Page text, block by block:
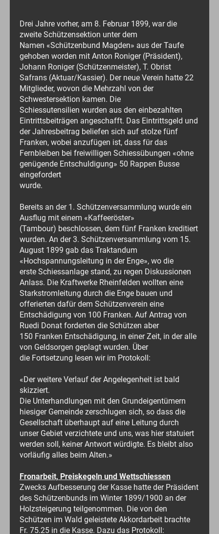
Drei Jahre vorher, am 8. Februar 1899, war die
zweite Schützensektion unter dem
Namen «Schützenbund Magden» aus der Taufe
gehoben worden mit Anton Roniger (Präsident),
Johann Roniger (Schützenmeister), T. Obrist
Safrans (Aktuar/Kassier). Der neue Verein hatte 22
Mitglieder, wovon die Mehrzahl von der
Schwestersektion kamen. Die
Schiessutensilien wurden aus den einbezahlten
Eintrittsbeiträgen angeschafft. Das Eintrittsgeld und
der Jahresbeitrag beliefen sich auf stolze fünf
Franken, wobei anzufügen ist, dass für das
Fernbleiben bei freiwilligen Schiessübungen «ohne
genügende Entschuldigung» 50 Rappen Busse
eingefordert
wurde.
Bereits an der 1. Schützenversammlung wurde ein
Ausflug mit einem «Kaffeeröster»
(Tambour) beschlossen, dem fünf Franken kreditiert
wurden. An der 3. Schützenversammlung vom 15.
August 1899 gab das Traktandum
«Hochspannungsleitung in der Enge», wo die
erste Schiessanlage stand, zu regen Diskussionen
Anlass. Die Kraftwerke Rheinfelden wollten eine
Starkstromleitung durch die Enge bauen und
offerierten dafür dem Schützenverein eine
Entschädigung von 100 Franken. Auf Antrag von
Ruedi Donat forderten die Schützen aber
150 Franken Entschädigung, in einer Zeit, in der alle
von Geldsorgen geplagt wurden. Über
die Fortsetzung lesen wir im Protokoll:
«Der weitere Verlauf der Angelegenheit ist bald
skizziert.
Die Unterhandlungen mit den Grundeigentümern
hiesiger Gemeinde zerschlugen sich, so dass die
Gesellschaft überhaupt auf eine Leitung durch
unser Gebiet verzichtete und uns, was hier statuiert
werden soll, keiner Antwort würdigte. Es bleibt also
vorläufig alles beim Alten.»
Fronarbeit, Preiskegeln und Wettschiessen
Zwecks Aufbesserung der Kasse hatte der Präsident
des Schützenbunds im Winter 1899/1900 an der
Holzsteigerung teilgenommen. Die von den
Schützen im Wald geleistete Akkordarbeit brachte
Fr. 75.25 in die Kasse. Dazu das Protokoll: